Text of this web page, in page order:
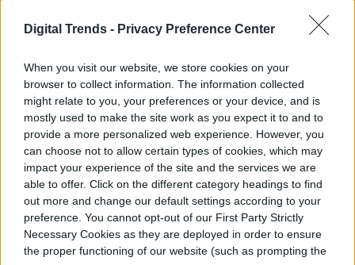
Digital Trends - Privacy Preference Center
When you visit our website, we store cookies on your
browser to collect information. The information collected
might relate to you, your preferences or your device, and is
mostly used to make the site work as you expect it to and to
provide a more personalized web experience. However, you
can choose not to allow certain types of cookies, which may
impact your experience of the site and the services we are
able to offer. Click on the different category headings to find
out more and change our default settings according to your
preference. You cannot opt-out of our First Party Strictly
Necessary Cookies as they are deployed in order to ensure
the proper functioning of our website (such as prompting the
Marketing de Slingshot. «El Grand Touring
LE es la oferta perfecta, ya sea que
busques escapar de la ciudad durante el fin
de semana, o atraer sobre ti todas las
miradas».
Daniel Matus
Former Digital Trends Contributor